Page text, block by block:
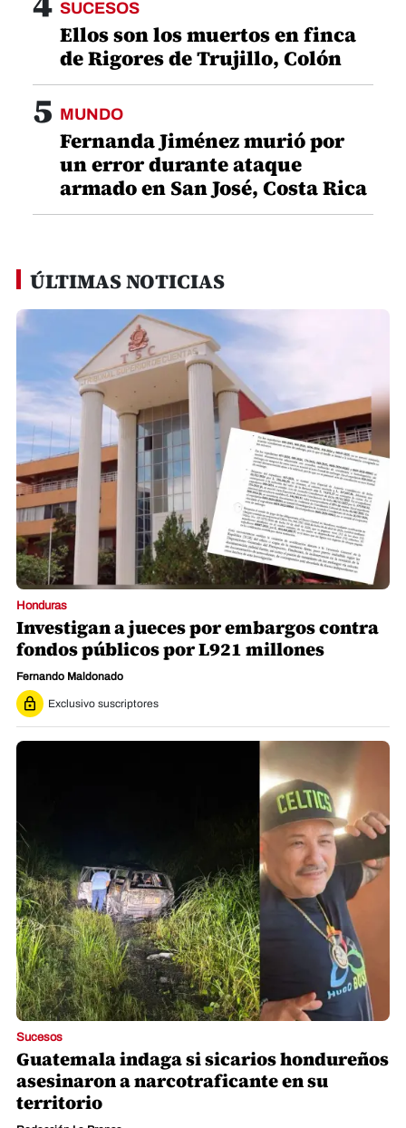
SUCESOS
Ellos son los muertos en finca
de Rigores de Trujillo, Colón
5 MUNDO
Fernanda Jiménez murió por
un error durante ataque
armado en San José, Costa Rica
ÚLTIMAS NOTICIAS
Honduras
Investigan a jueces por embargos contra
fondos públicos por L921 millones
Fernando Maldonado
Exclusivo suscriptores
Sucesos
Guatemala indaga si sicarios hondureños
asesinaron a narcotraficante en su
territorio